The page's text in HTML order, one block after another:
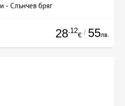
- Слънчев бряг
28.12
€ / 55лв.